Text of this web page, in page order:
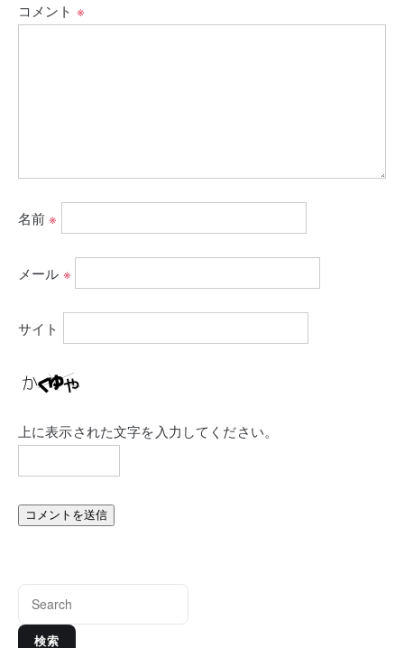
コメント ※
名前※
メール ※
サイト
上に表示された文字を入力してください。
検索